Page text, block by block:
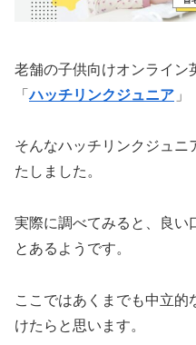
老舗の子供向けオンライン
「ハッチリンクジュニア
そんなハッチリンクジュニ
たしました。
実際に調べてみると、良い
とあるようです。
ここではあくまでも中立的
けたらと思います。